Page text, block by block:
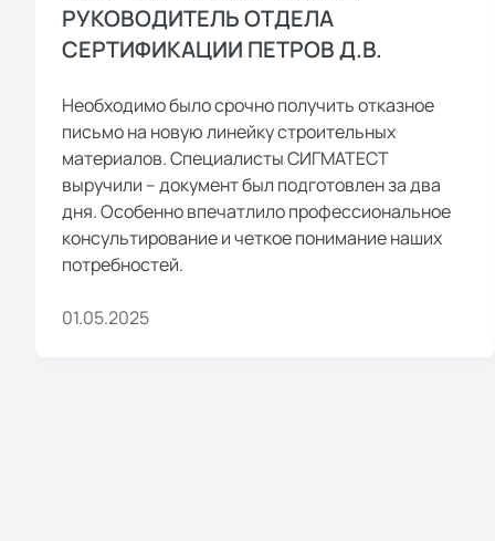
РУКОВОДИТЕЛЬ ОТДЕЛА
СЕРТИФИКАЦИИ ПЕТРОВ Д.В.
Необходимо было срочно получить отказное
письмо на новую линейку строительных
материалов. Специалисты СИГМАТЕСТ
выручили – документ был подготовлен за два
дня. Особенно впечатлило профессиональное
консультирование и четкое понимание наших
потребностей.
01.05.2025